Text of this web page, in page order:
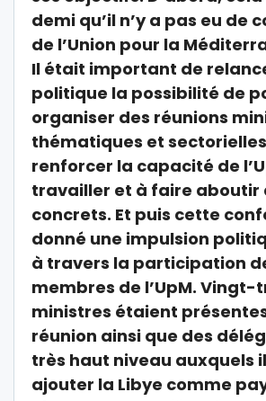
demi qu’il n’y a pas eu de
de l’Union pour la
Il était important de
politique la possibilité de
organiser des réunions
thématiques et
renforcer la capacité de
travailler et à faire aboutir
concrets. Et puis cette
donné une impulsion
à travers la participation
membres de l’UpM. Vingt-
ministres étaient
réunion ainsi que des
très haut niveau auxquels
ajouter la Libye comme